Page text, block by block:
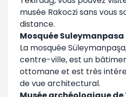
musée Rakoczi sans vous
distance.
Mosquée Suleymanpasa
La mosquée
centre-ville, est un
ottomane et est très
de vue architectural.